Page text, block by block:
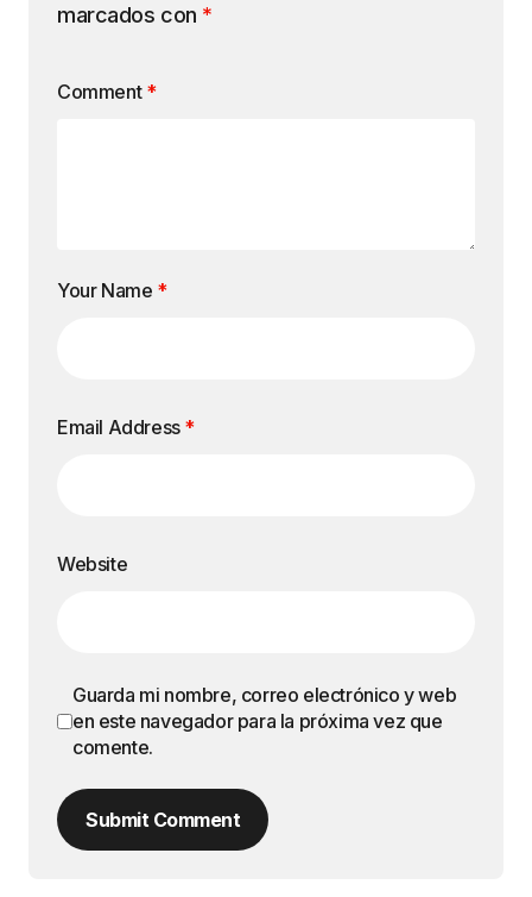
marcados con *
Comment *
Your Name *
Email Address *
Website
Guarda mi nombre, correo electrónico y web
en este navegador para la próxima vez que
comente.
Submit Comment